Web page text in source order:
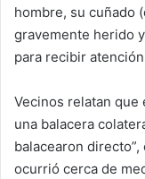
hombre, su cuñado
gravemente herido
para recibir
Vecinos relatan
una balacera
balacearon
ocurrió cerca de